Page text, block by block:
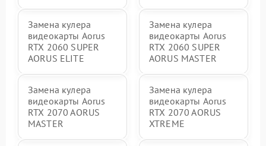
Замена кулера
видеокарты Aorus
RTX 2060 SUPER
AORUS ELITE
Замена кулера
видеокарты Aorus
RTX 2060 SUPER
AORUS MASTER
Замена кулера
видеокарты Aorus
RTX 2070 AORUS
MASTER
Замена кулера
видеокарты Aorus
RTX 2070 AORUS
XTREME